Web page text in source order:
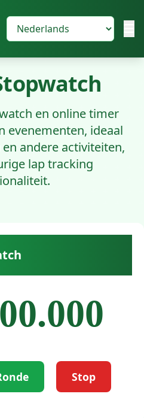
en online timer
evenementen, ideaal
andere activiteiten,
lap tracking
Stop